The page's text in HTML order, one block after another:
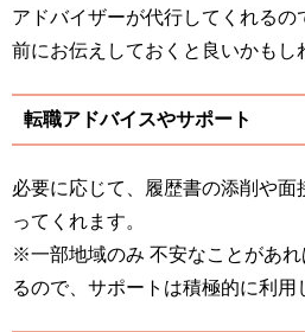
アドバイザーが代行してくれる
前にお伝えしておくと良いかもし
転職アドバイスやサポート
必要に応じて、履歴書の添削や
ってくれます。
※一部地域のみ 不安なことがあ
るので、サポートは積極的に利用